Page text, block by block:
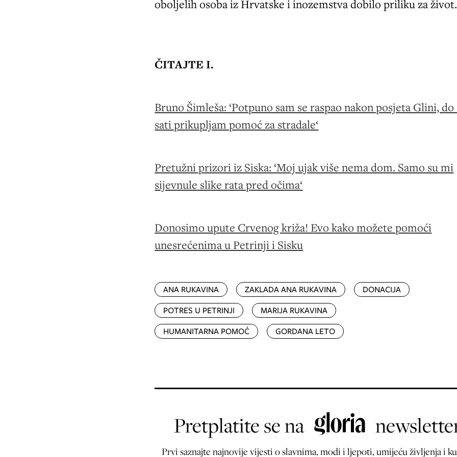
oboljelih osoba iz Hrvatske i inozemstva dobilo priliku za život.
ČITAJTE I.
Bruno Šimleša: ‘Potpuno sam se raspao nakon posjeta Glini, do
sati prikupljam pomoć za stradale‘
Pretužni prizori iz Siska: ‘Moj ujak više nema dom. Samo su mi
sijevnule slike rata pred očima‘
Donosimo upute Crvenog križa! Evo kako možete pomoći
unesrećenima u Petrinji i Sisku
ANA RUKAVINA ZAKLADA ANA RUKAVINA
DONACIJA
POTRES U PETRINJI
MARIJA RUKAVINA
HUMANITARNA POMOĆ
GORDANA LETO
Pretplatite se na
Prvi saznajte najnovije vijesti o slavnima, modi i ljepoti, umijeću življenja i